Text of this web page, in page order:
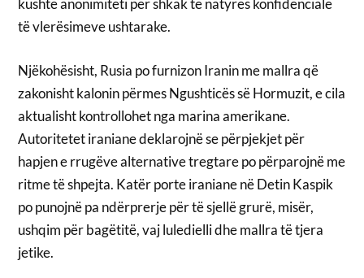
kushte anonimiteti për shkak të natyrës konfidenciale
të vlerësimeve ushtarake.
Njëkohësisht, Rusia po furnizon Iranin me mallra që
zakonisht kalonin përmes Ngushticës së Hormuzit, e cila
aktualisht kontrollohet nga marina amerikane.
Autoritetet iraniane deklarojnë se përpjekjet për
hapjen e rrugëve alternative tregtare po përparojnë me
ritme të shpejta. Katër porte iraniane në Detin Kaspik
po punojnë pa ndërprerje për të sjellë grurë, misër,
ushqim për bagëtitë, vaj luledielli dhe mallra të tjera
jetike.